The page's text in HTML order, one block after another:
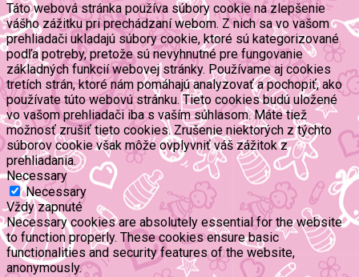
Táto webová stránka používa súbory cookie na zlepšenie
vášho zážitku pri prechádzaní webom. Z nich sa vo vašom
prehliadači ukladajú súbory cookie, ktoré sú kategorizované
podľa potreby, pretože sú nevyhnutné pre fungovanie
základných funkcií webovej stránky. Používame aj cookies
tretích strán, ktoré nám pomáhajú analyzovať a pochopiť, ako
používate túto webovú stránku. Tieto cookies budú uložené
vo vašom prehliadači iba s vaším súhlasom. Máte tiež
možnosť zrušiť tieto cookies. Zrušenie niektorých z týchto
súborov cookie však môže ovplyvniť váš zážitok z
prehliadania.
Necessary
Necessary
Vždy zapnuté
Necessary cookies are absolutely essential for the website
to function properly. These cookies ensure basic
functionalities and security features of the website,
anonymously.